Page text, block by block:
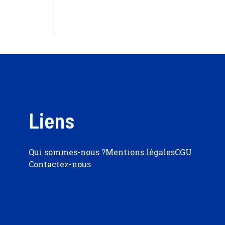
Liens
Qui sommes-nous ?Mentions légalesCGU
Contactez-nous